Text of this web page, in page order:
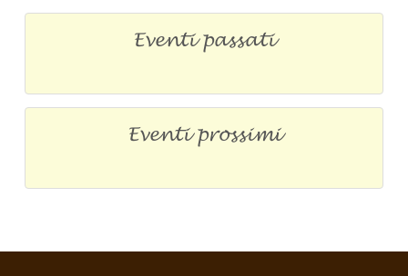
Eventi passati
Eventi prossimi